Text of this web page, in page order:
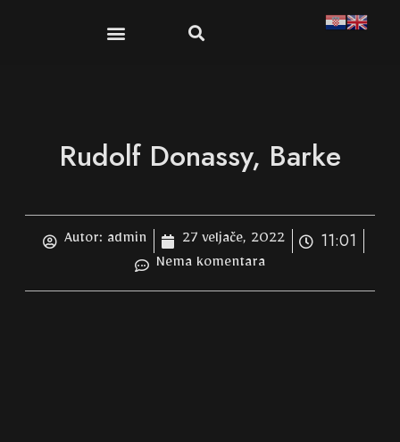
Rudolf Donassy, Barke
Autor: admin 27 veljače, 2022 11:01
Nema komentara